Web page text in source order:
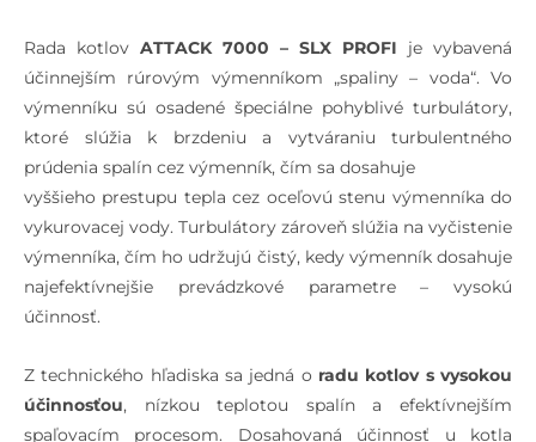
Rada kotlov ATTACK 7000 – SLX PROFI je vybavená
účinnejším rúrovým výmenníkom „spaliny – voda“. Vo
výmenníku sú osadené špeciálne pohyblivé turbulátory,
ktoré slúžia k brzdeniu a vytváraniu turbulentného
prúdenia spalín cez výmenník, čím sa dosahuje
vyššieho prestupu tepla cez oceľovú stenu výmenníka do
vykurovacej vody. Turbulátory zároveň slúžia na vyčistenie
výmenníka, čím ho udržujú čistý, kedy výmenník dosahuje
najefektívnejšie prevádzkové parametre – vysokú
účinnosť.
Z technického hľadiska sa jedná o radu kotlov s vysokou
účinnosťou, nízkou teplotou spalín a efektívnejším
spaľovacím procesom. Dosahovaná účinnosť u kotla